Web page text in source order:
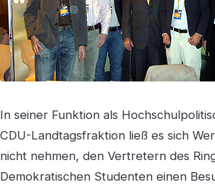
In seiner Funktion als
CDU-Landtagsfraktion ließ es sich
nicht nehmen, den Vertretern des
Demokratischen Studenten einen